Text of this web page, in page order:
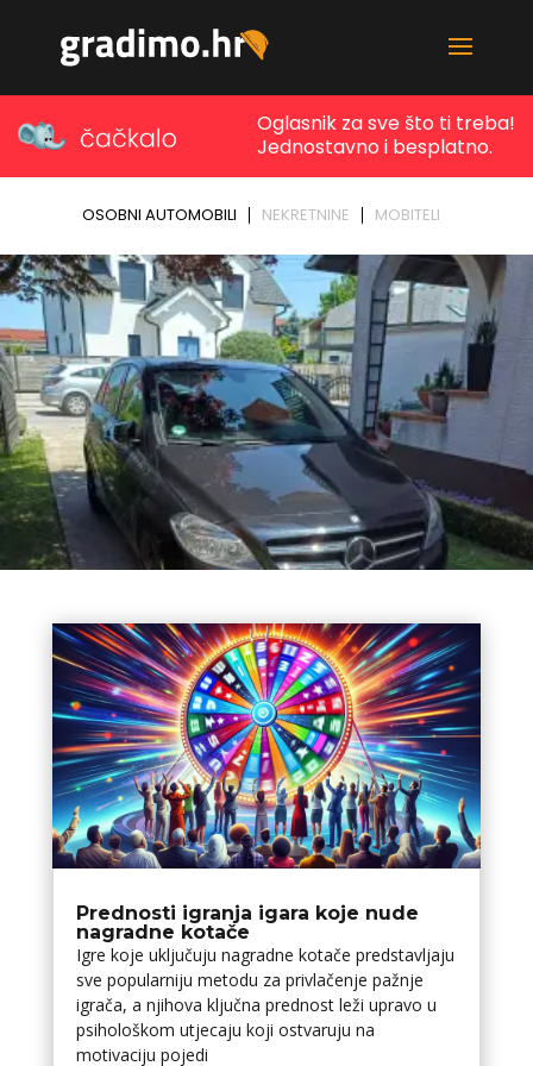
Prednosti igranja igara koje nude
nagradne kotače
Igre koje uključuju nagradne kotače predstavljaju
sve popularniju metodu za privlačenje pažnje
igrača, a njihova ključna prednost leži upravo u
psihološkom utjecaju koji ostvaruju na
motivaciju pojedi